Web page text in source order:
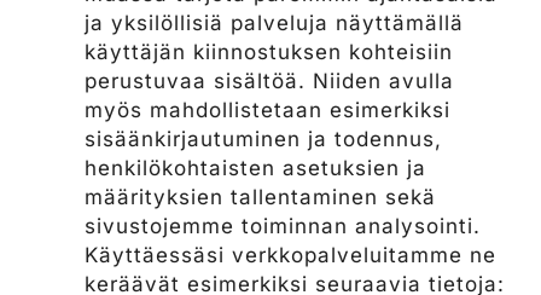
ja yksilöllisiä palveluja näyttämällä
käyttäjän kiinnostuksen kohteisiin
perustuvaa sisältöä. Niiden avulla
myös mahdollistetaan esimerkiksi
sisäänkirjautuminen ja todennus,
henkilökohtaisten asetuksien ja
määrityksien tallentaminen sekä
sivustojemme toiminnan analysointi.
Käyttäessäsi verkkopalveluitamme ne
keräävät esimerkiksi seuraavia tietoja: